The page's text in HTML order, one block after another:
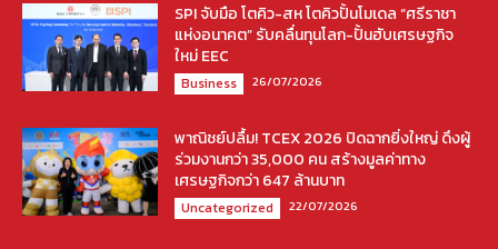
SPI จับมือ โตคิว-สห โตคิวปั้นโมเดล “ศรีราชา
แห่งอนาคต” รับคลื่นทุนโลก-ปั้นฮับเศรษฐกิจ
ใหม่ EEC
Business 26/07/2026
พาณิชย์ปลื้ม! TCEX 2026 ปิดฉากยิ่งใหญ่ ดึงผู้
ร่วมงานกว่า 35,000 คน สร้างมูลค่าทาง
เศรษฐกิจกว่า 647 ล้านบาท
Uncategorized 22/07/2026